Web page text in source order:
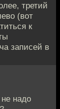
третий
(вот
к
записей в
надо